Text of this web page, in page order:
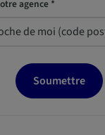
agence *
Soumettre